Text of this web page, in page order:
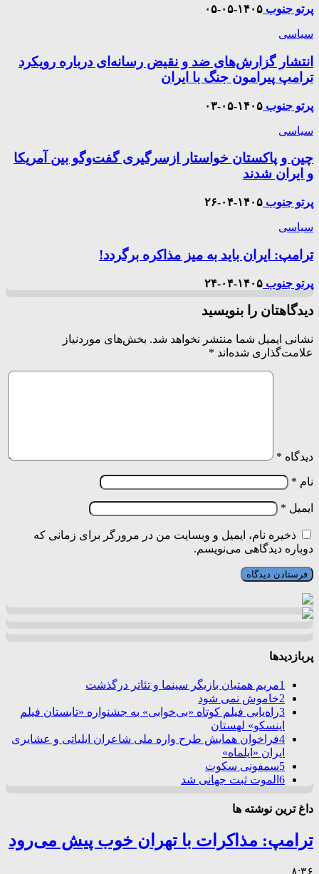
پرتو جنوب ۱۴۰۵-۰۵-۰۵
سیاسی
انتشار گزارش‌های ضد و نقیض رسانه‌ای درباره رویکرد
ترامپ پیرامون جنگ با ایران
پرتو جنوب ۱۴۰۵-۰۵-۰۳
سیاسی
چین و پاکستان خواستار ازسرگیری گفت‌و‌گو بین آمریکا
و ایران شدند
پرتو جنوب ۱۴۰۵-۰۴-۲۶
سیاسی
ترامپ: ایران باید به میز مذاکره برگردد!
پرتو جنوب ۱۴۰۵-۰۴-۲۴
دیدگاهتان را بنویسید
نشانی ایمیل شما منتشر نخواهد شد. بخش‌های موردنیاز
علامت‌گذاری شده‌اند *
دیدگاه *
نام *
ایمیل *
ذخیره نام، ایمیل و وبسایت من در مرورگر برای زمانی که
دوباره دیدگاهی می‌نویسم.
پربازدیدها
1مریم همتیان بازیگر سینما و تئاتر درگذشت
2خاموش نمی شود
3راه‌یابی فیلم کوتاه «بی‌خوابی» به جشنواره «تابستان فیلم
اینسکو» لهستان
4فراخوان همایش طرح واره ملی شاعران ایلیاتی و عشایری
ایران «ایلماه»
5سمفونی سکوت
6 الموت ثبت جهانی شد
داغ ترین نوشته ها
ترامپ: مذاکرات با تهران خوب پیش می‌رود
۸:۳۶